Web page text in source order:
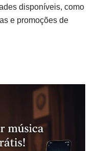
disponíveis, como
e promoções de